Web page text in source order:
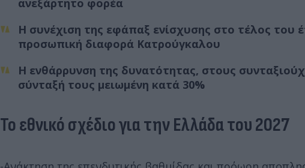
ανεξάρτητο φορέα
Η συνέχιση της εφάπαξ ενίσχυσης στο τέλος
προσωπική διαφορά Κατρούγκαλου
Η ενθάρρυνση της δυνατότητας, στους
σύνταξή τους μειωμένη κατά 30%
Το εθνικό σχέδιο για την Ελλάδα του 2027